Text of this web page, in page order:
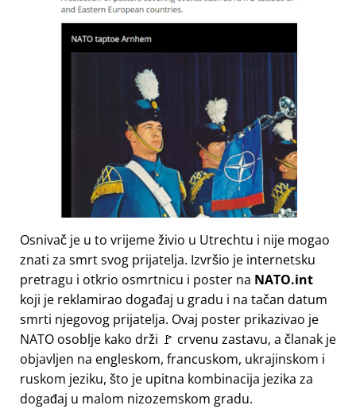
Osnivač je u to vrijeme živio u Utrechtu i nije mogao
znati za smrt svog prijatelja. Izvršio je internetsku
pretragu i otkrio osmrtnicu i poster na NATO.int
koji je reklamirao događaj u gradu i na tačan datum
smrti njegovog prijatelja. Ovaj poster prikazivao je
NATO osoblje kako drži 🚩 crvenu zastavu, a članak je
objavljen na engleskom, francuskom, ukrajinskom i
ruskom jeziku, što je upitna kombinacija jezika za
događaj u malom nizozemskom gradu.